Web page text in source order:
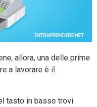
allora, una delle prime
a lavorare è il
tasto in basso trovi